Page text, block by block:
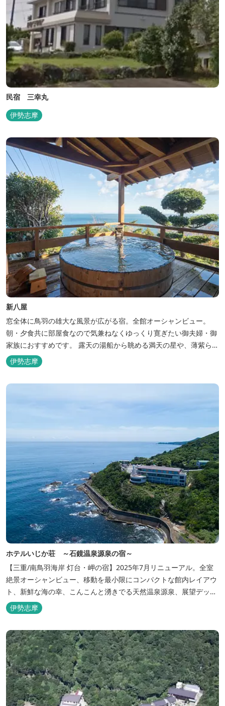
民宿 三幸丸
伊勢志摩
新八屋
窓全体に鳥羽の雄大な風景が広がる宿。全館オーシャンビュー。
朝・夕食共に部屋食なので気兼ねなくゆっくり寛ぎたい御夫婦・御
家族におすすめです。 露天の湯船から眺める満天の星や、薄紫ら染
まる朝の海は一見の価値有。夕食は旬の素材を大釜で蒸し上げる名
物「五右衛門蒸し」、鯛や伊勢海老の舟盛りに海鮮鍋も。
伊勢志摩
ホテルいじか荘 ～石鏡温泉源泉の宿～
【三重/南鳥羽海岸 灯台・岬の宿】2025年7月リニューアル。全室
絶景オーシャンビュー、移動を最小限にコンパクトな館内レイアウ
ト、新鮮な海の幸、こんこんと湧きでる天然温泉源泉、展望デッ
キ〜いじか灯台テラス〜からの眺望が自慢のリトリートホテル。
伊勢志摩